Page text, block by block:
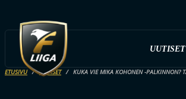
UUTISET
ETUSIVU UUTISET KUKA VIE MIKA KOHONEN -PALKINNON?